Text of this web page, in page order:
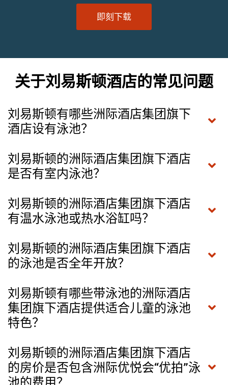
即刻下载
关于刘易斯顿酒店的常见问题
刘易斯顿有哪些洲际酒店集团旗下
酒店设有泳池？
刘易斯顿的洲际酒店集团旗下酒店
是否有室内泳池？
刘易斯顿的洲际酒店集团旗下酒店
有温水泳池或热水浴缸吗？
刘易斯顿的洲际酒店集团旗下酒店
的泳池是否全年开放？
刘易斯顿有哪些带泳池的洲际酒店
集团旗下酒店提供适合儿童的泳池
特色？
刘易斯顿的洲际酒店集团旗下酒店
的房价是否包含洲际优悦会“优拍”泳
池的费用？